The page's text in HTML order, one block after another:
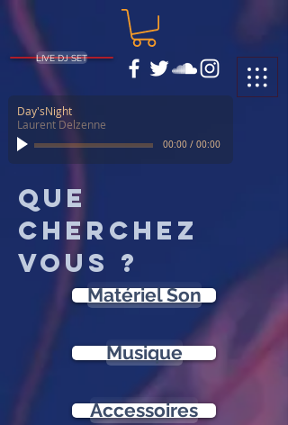
LIVE DJ SET
Day'sNight
Laurent Delzenne
00:00 / 00:00
Que
cherchez
vous ?
Matériel Son
Musique
Accessoires